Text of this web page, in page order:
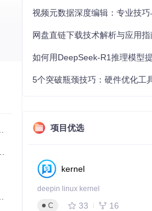
视频元数据深度编辑：专业技巧
网盘直链下载技术解析与应用指
项目优选
kernel
deepin linux kernel
C
33 16